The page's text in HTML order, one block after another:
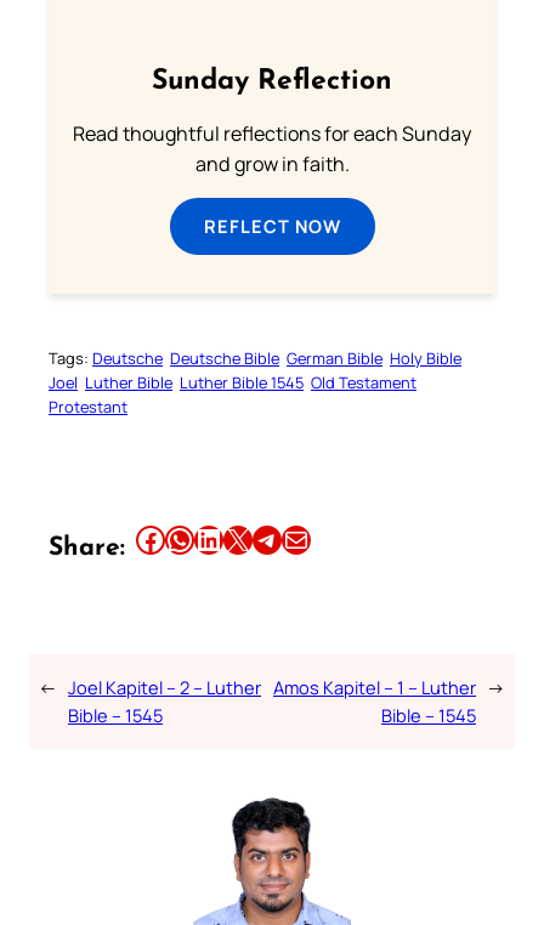
Sunday Reflection
Read thoughtful reflections for each Sunday
and grow in faith.
REFLECT NOW
Tags: Deutsche Deutsche Bible German Bible Holy Bible
Joel Luther Bible Luther Bible 1545 Old Testament
Protestant
Share: Share this article on Facebook Share this article on WhatsApp Share this article on LinkedIn Share this article on X Share this article on TelegramEmail this Article
← Joel Kapitel – 2 – Luther
Bible – 1545
Amos Kapitel – 1 – Luther
Bible – 1545
→